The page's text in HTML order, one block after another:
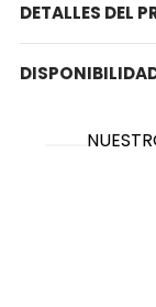
DETALLES DEL